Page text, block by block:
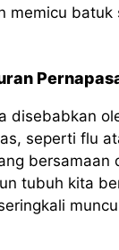
memicu batuk
disebabkan
seperti flu
bersamaan
tubuh kita